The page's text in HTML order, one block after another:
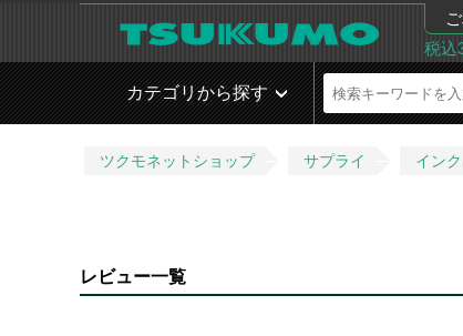
税込
カテゴリから探す
ツクモネットショップ サプライ イン
レビュー一覧